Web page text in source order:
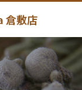
倉敷店